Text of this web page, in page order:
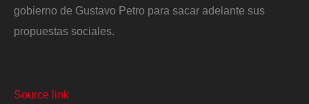
gobierno de Gustavo Petro para sacar adelante sus
propuestas sociales.
Source link